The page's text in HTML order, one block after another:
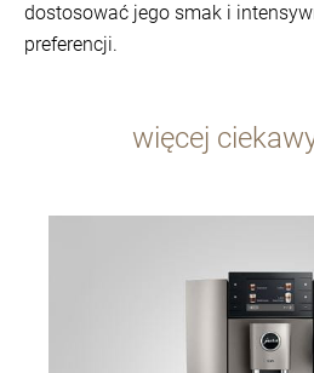
dostosować jego smak i
preferencji.
więcej